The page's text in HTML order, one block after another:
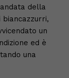
della
un
ed è
una